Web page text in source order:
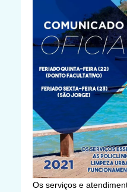
Os serviços e